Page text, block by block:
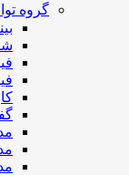
گروه